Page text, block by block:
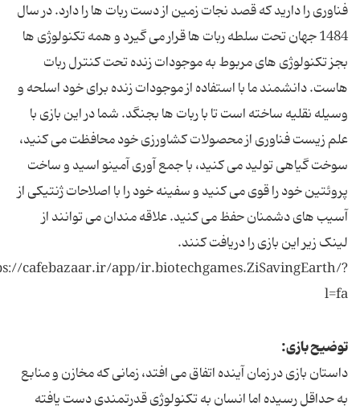
فناوری را دارید که قصد نجات زمین از دست ربات ها را دارد. در سال
1484 جهان تحت سلطه ربات ها قرار می گیرد و همه تکنولوژی ها
بجز تکنولوژی های مربوط به موجودات زنده تحت کنترل ربات
هاست. دانشمند ما با استفاده از موجودات زنده برای خود اسلحه و
وسیله نقلیه ساخته است تا با ربات ها بجنگد. شما در این بازی با
علم زیست فناوری از محصولات کشاورزی خود محافظت می کنید،
سوخت گیاهی تولید می کنید، با جمع آوری آمینو اسید و ساخت
پروئتین خود را قوی می کنید و سفینه خود را با اصلاحات ژنتیکی از
آسیب های دشمنان حفظ می کنید. علاقه مندان می توانند از
لینک زیر این بازی را دریافت کنند.
cafebazaar.ir/app/ir.biotechgames.ZiSavingEarth/?
l=fa
توضیح بازی:
داستان بازی در زمان آینده اتفاق می افتد، زمانی که مخازن و منابع
به حداقل رسیده اما انسان به تکنولوژی قدرتمندی دست یافته